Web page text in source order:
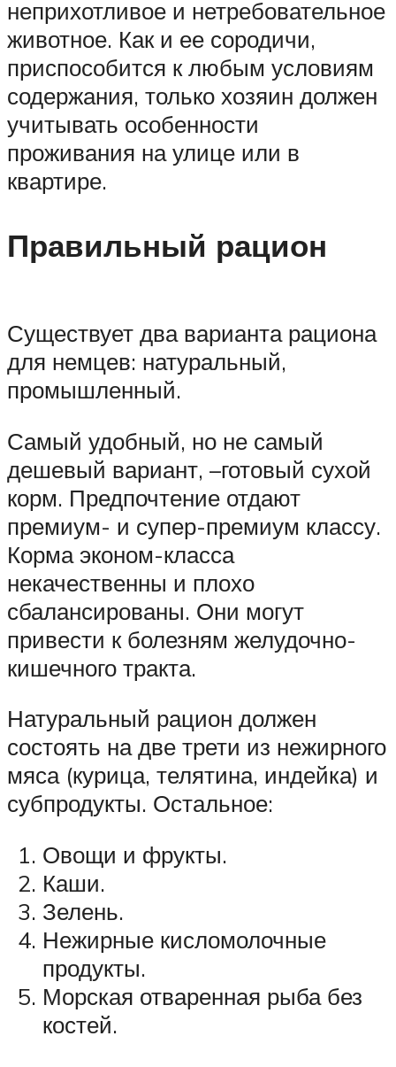
неприхотливое и нетребовательное
животное. Как и ее сородичи,
приспособится к любым условиям
содержания, только хозяин должен
учитывать особенности
проживания на улице или в
квартире.
Правильный рацион
Существует два варианта рациона
для немцев: натуральный,
промышленный.
Самый удобный, но не самый
дешевый вариант, –готовый сухой
корм. Предпочтение отдают
премиум- и супер-премиум классу.
Корма эконом-класса
некачественны и плохо
сбалансированы. Они могут
привести к болезням желудочно-
кишечного тракта.
Натуральный рацион должен
состоять на две трети из нежирного
мяса (курица, телятина, индейка) и
субпродукты. Остальное:
Овощи и фрукты.
Каши.
Зелень.
Нежирные кисломолочные
продукты.
Морская отваренная рыба без
костей.